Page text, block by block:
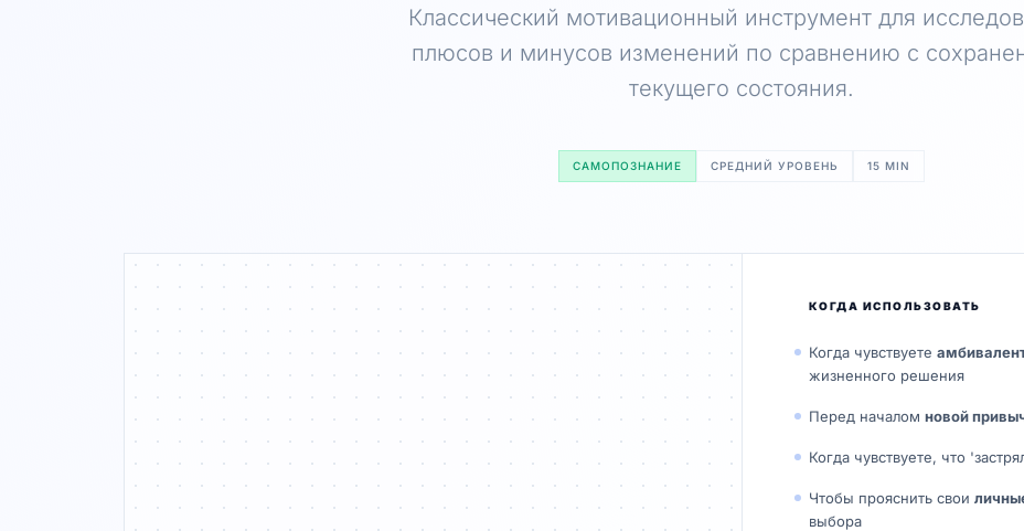
Классический мотивационный инструмент для
плюсов и минусов изменений по сравнению с
текущего состояния.
САМОПОЗНАНИЕ СРЕДНИЙ УРОВЕНЬ 15 MIN
КОГДА ИСПОЛЬЗОВАТЬ
Когда чувствуете
жизненного решения
Перед началом новой
Когда чувствуете, что
Чтобы прояснить свои
выбора